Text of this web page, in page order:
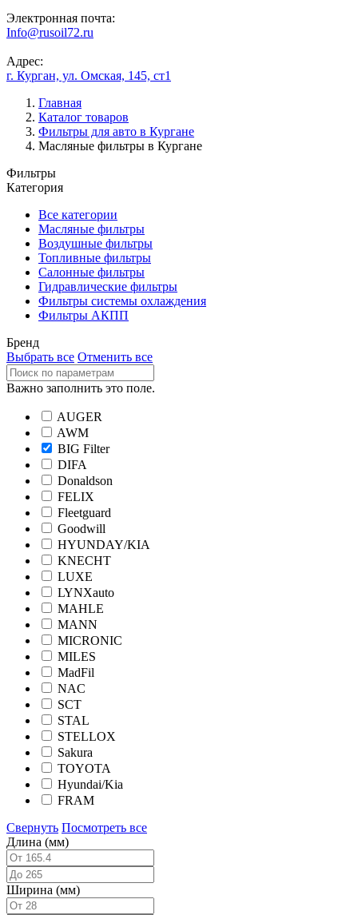
Электронная почта:
Info@rusoil72.ru
Адрес:
г. Курган, ул. Омская, 145, ст1
Главная
Каталог товаров
Фильтры для авто в Кургане
Масляные фильтры в Кургане
Фильтры
Категория
Все категории
Масляные фильтры
Воздушные фильтры
Топливные фильтры
Салонные фильтры
Гидравлические фильтры
Фильтры системы охлаждения
Фильтры АКПП
Бренд
Выбрать все Отменить все
Важно заполнить это поле.
AUGER
AWM
BIG Filter
DIFA
Donaldson
FELIX
Fleetguard
Goodwill
HYUNDAY/KIA
KNECHT
LUXE
LYNXauto
MAHLE
MANN
MICRONIC
MILES
MadFil
NAC
SCT
STAL
STELLOX
Sakura
TOYOTA
Hyundai/Kia
FRAM
Свернуть Посмотреть все
Длина (мм)
Ширина (мм)